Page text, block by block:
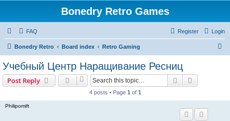
Bonedry Retro Games
FAQ Login
Register
Bonedry Retro Board index Retro Gaming
Учебный Центр Наращивание Ресниц
Post Reply Search
4 posts • Page 1 of 1
Philipomift